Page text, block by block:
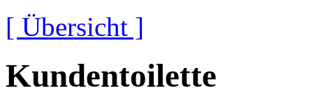
[ Übersicht ]
Kundentoilette